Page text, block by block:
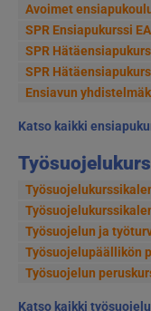
Avoimet
SPR Ensiapukurssi
SPR
SPR
Ensiavun
Katso kaikki
Työsuojelun ja
Työsuojelupäällikön
Työsuojelun
Katso kaikki